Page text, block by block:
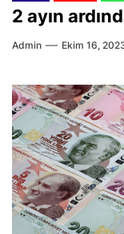
2 ayın
Admin Ekim 16,